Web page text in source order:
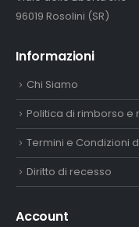
96019 Rosolini (SR)
Informazioni
Chi Siamo
Politica di rimborso e
Termini e Condizioni
Diritto di recesso
Account